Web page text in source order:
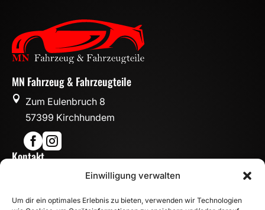
Einwilligung verwalten
Um dir ein optimales Erlebnis zu bieten, verwenden wir Technologien
MN Fahrzeug & Fahrzeugteile

Zum Eulenbruch 8
57399 Kirchhundem

Kontakt
info@mn-fahrzeugteile.de
